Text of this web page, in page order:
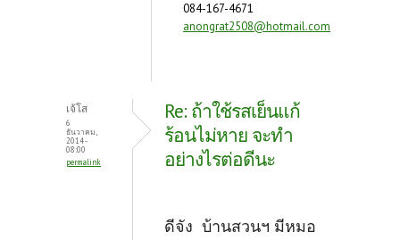
084-167-4671
anongrat2508@hotmail.com
เจ้โส
6
ธันวาคม,
2014 -
08:00
permalink
Re: ถ้าใช้รสเย็นแก้
ร้อนไม่หาย จะทำ
อย่างไรต่อดีนะ
ดีจัง บ้านสวนฯ มีหมอ